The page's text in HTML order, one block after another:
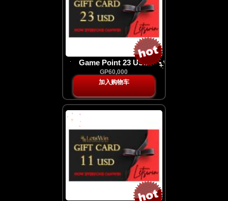
Game Point 23 USD
GP60,000
加入购物车